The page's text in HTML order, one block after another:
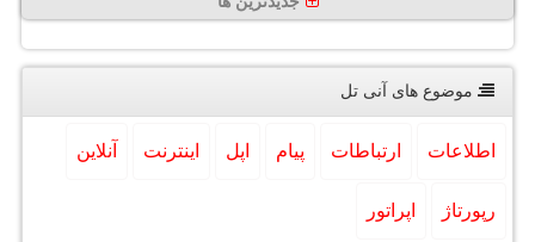
موضوع های آنی تل
اطلاعات ارتباطات پیام اپل اینترنت آنلاین
رپورتاژ اپراتور